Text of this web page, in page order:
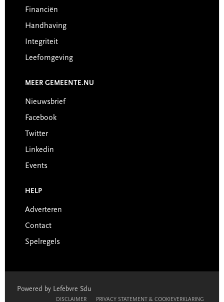
Financiën
Handhaving
Integriteit
Leefomgeving
MEER GEMEENTE.NU
Nieuwsbrief
Facebook
Twitter
Linkedin
Events
HELP
Adverteren
Contact
Spelregels
Powered by Lefebvre Sdu
DISCLAIMER PRIVACY STATEMENT & COOKIEVERKLARING